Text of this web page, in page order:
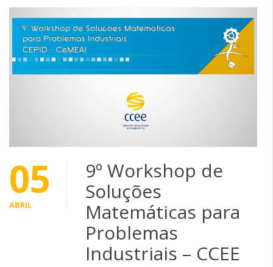
05
ABRIL
9º Workshop de
Soluções
Matemáticas para
Problemas
Industriais – CCEE